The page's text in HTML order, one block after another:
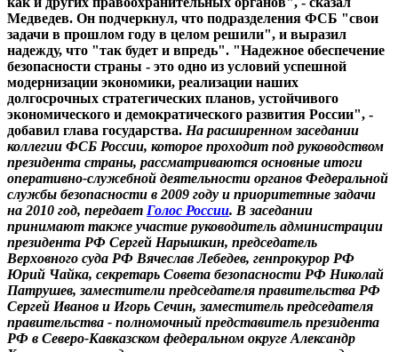
Медведев. Он подчеркнул, что подразделения ФСБ "свои
задачи в прошлом году в целом решили", и выразил
надежду, что "так будет и впредь". "Надежное обеспечение
безопасности страны - это одно из условий успешной
модернизации экономики, реализации наших
долгосрочных стратегических планов, устойчивого
экономического и демократического развития России", -
добавил глава государства. На расширенном заседании
коллегии ФСБ России, которое проходит под руководством
президента страны, рассматриваются основные итоги
оперативно-служебной деятельности органов Федеральной
службы безопасности в 2009 году и приоритетные задачи
на 2010 год, передает Голос России. В заседании
принимают также участие руководитель администрации
президента РФ Сергей Нарышкин, председатель
Верховного суда РФ Вячеслав Лебедев, генпрокурор РФ
Юрий Чайка, секретарь Совета безопасности РФ Николай
Патрушев, заместители председателя правительства РФ
Сергей Иванов и Игорь Сечин, заместитель председателя
правительства - полномочный представитель президента
РФ в Северо-Кавказском федеральном округе Александр